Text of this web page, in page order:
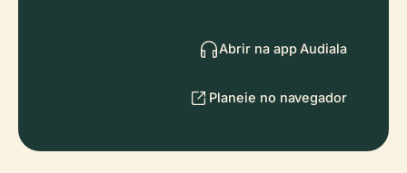
Abrir na app Audiala
Planeie no navegador